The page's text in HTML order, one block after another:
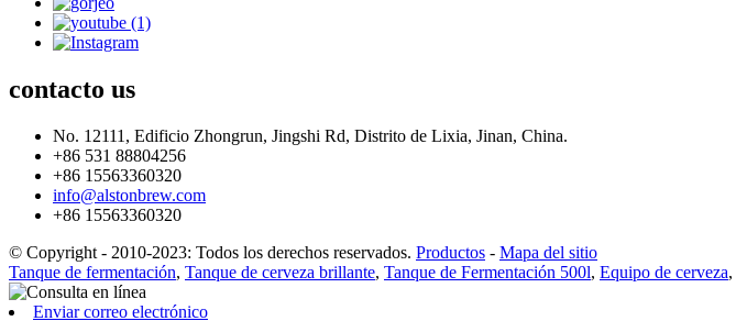
contacto us
No. 12111, Edificio Zhongrun, Jingshi Rd, Distrito de Lixia, Jinan, China.
+86 531 88804256
+86 15563360320
info@alstonbrew.com
+86 15563360320
© Copyright - 2010-2023: Todos los derechos reservados. Productos - Mapa del sitio
Tanque de fermentación, Tanque de cerveza brillante, Tanque de Fermentación 500l, Equipo de cerveza,
Enviar correo electrónico